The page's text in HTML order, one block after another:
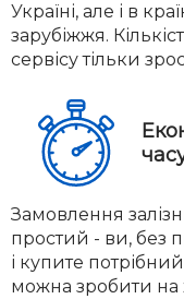
Україні, але і в
зарубіжжя.
сервісу тільки
Замовлення
простий - ви, без
і купите
можна зробити на